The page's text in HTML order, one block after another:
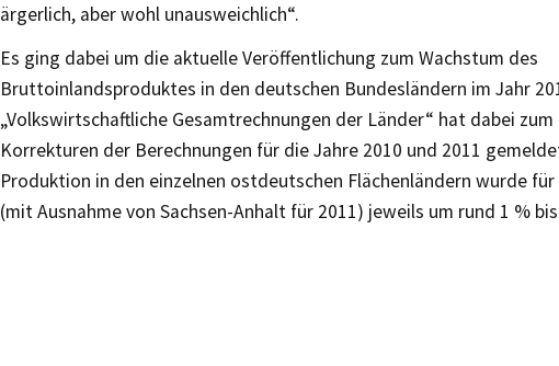
ärgerlich, aber wohl unausweichlich“.
Es ging dabei um die aktuelle Veröffentlichung zum Wachstum des
Bruttoinlandsproduktes in den deutschen Bundesländern im Jahr
„Volkswirtschaftliche Gesamtrechnungen der Länder“ hat dabei zum
Korrekturen der Berechnungen für die Jahre 2010 und 2011
Produktion in den einzelnen ostdeutschen Flächenländern wurde
(mit Ausnahme von Sachsen-Anhalt für 2011) jeweils um rund 1 %